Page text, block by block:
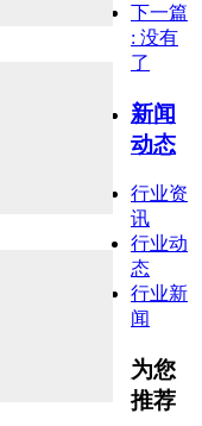
下一篇
: 没有
了
新闻
动态
行业资
讯
行业动
态
行业新
闻
为您
推荐